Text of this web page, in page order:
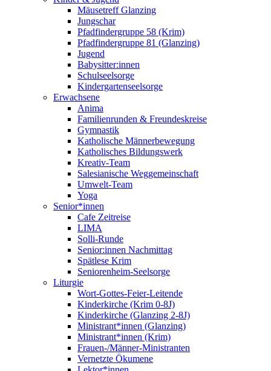
Mäusetreff Glanzing
Jungschar
Pfadfindergruppe 58 (Krim)
Pfadfindergruppe 81 (Glanzing)
Jugend
Babysitter:innen
Schulseelsorge
Kindergartenseelsorge
Erwachsene
Anima
Familienrunden & Freundeskreise
Gymnastik
Katholische Männerbewegung
Katholisches Bildungswerk
Kreativ-Team
Salesianische Weggemeinschaft
Umwelt-Team
Yoga
Senior*innen
Cafe Zeitreise
LIMA
Solli-Runde
Senior:innen Nachmittag
Spätlese Krim
Seniorenheim-Seelsorge
Liturgie
Wort-Gottes-Feier-Leitende
Kinderkirche (Krim 0-8J)
Kinderkirche (Glanzing 2-8J)
Ministrant*innen (Glanzing)
Ministrant*innen (Krim)
Frauen-/Männer-Ministranten
Vernetzte Ökumene